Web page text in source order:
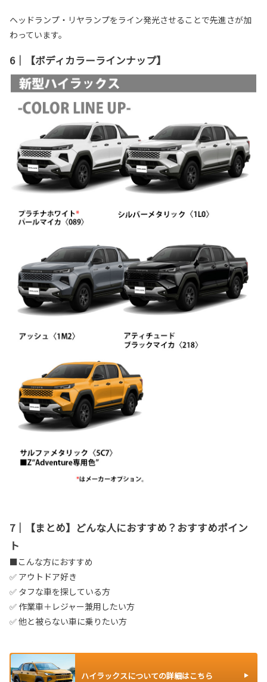
ヘッドランプ・リヤランプをライン発光させることで先進さが加
わっています。
6｜【ボディカラーラインナップ】
7｜【まとめ】どんな人におすすめ？おすすめポイン
ト
■こんな方におすすめ
✅ アウトドア好き
✅ タフな車を探している方
✅ 作業車＋レジャー兼用したい方
✅ 他と被らない車に乗りたい方
ハイラックスについての詳細はこちら